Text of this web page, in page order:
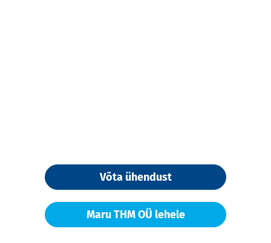
Võta ühendust
Maru THM OÜ lehele